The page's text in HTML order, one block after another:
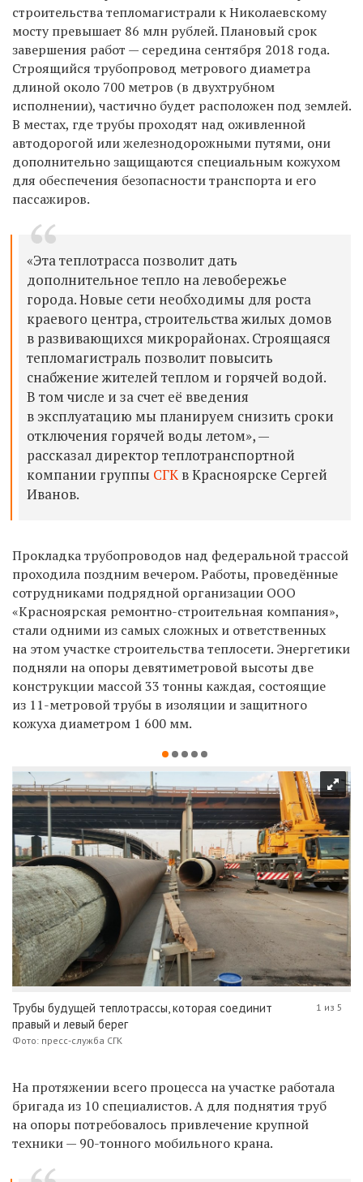
строительства тепломагистрали к Николаевскому
мосту превышает 86 млн рублей. Плановый срок
завершения работ — середина сентября 2018 года.
Строящийся трубопровод метрового диаметра
длиной около 700 метров (в двухтрубном
исполнении), частично будет расположен под землей.
В местах, где трубы проходят над оживленной
автодорогой или железнодорожными путями, они
дополнительно защищаются специальным кожухом
для обеспечения безопасности транспорта и его
пассажиров.
«Эта теплотрасса позволит дать
дополнительное тепло на левобережье
города. Новые сети необходимы для роста
краевого центра, строительства жилых домов
в развивающихся микрорайонах. Строящаяся
тепломагистраль позволит повысить
снабжение жителей теплом и горячей водой.
В том числе и за счет её введения
в эксплуатацию мы планируем снизить сроки
отключения горячей воды летом», —
рассказал директор теплотранспортной
компании группы СГК в Красноярске Сергей
Иванов.
Прокладка трубопроводов над федеральной трассой
проходила поздним вечером. Работы, проведённые
сотрудниками подрядной организации ООО
«Красноярская ремонтно-строительная компания»,
стали одними из самых сложных и ответственных
на этом участке строительства теплосети. Энергетики
подняли на опоры девятиметровой высоты две
конструкции массой 33 тонны каждая, состоящие
из 11-метровой трубы в изоляции и защитного
кожуха диаметром 1 600 мм.
Трубы будущей теплотрассы, которая соединит
правый и левый берег
Фото: пресс-служба СГК
1 из 5
На протяжении всего процесса на участке работала
бригада из 10 специалистов. А для поднятия труб
на опоры потребовалось привлечение крупной
техники — 90-тонного мобильного крана.